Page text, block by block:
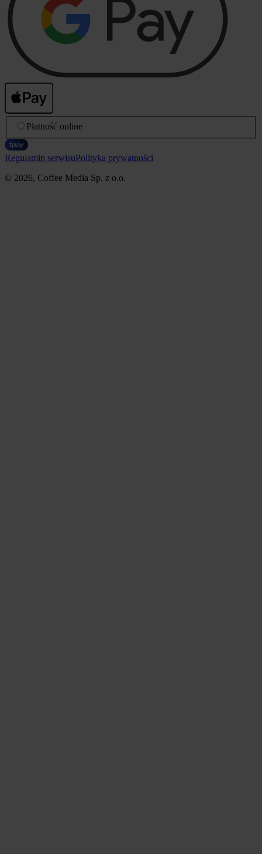
Płatność online
Regulamin serwisuPolityka prywatności
© 2026, Coffee Media Sp. z o.o.